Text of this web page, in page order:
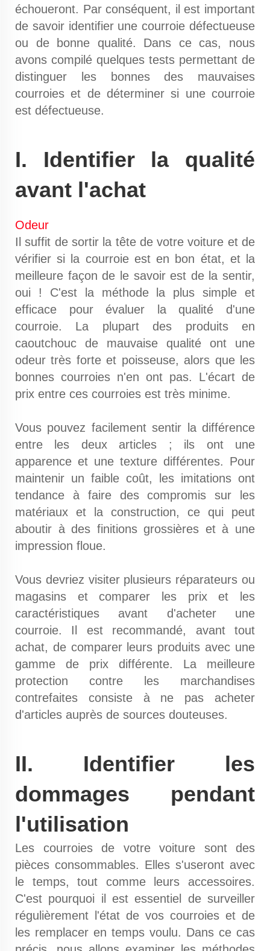
échoueront. Par conséquent, il est important
de savoir identifier une courroie défectueuse
ou de bonne qualité. Dans ce cas, nous
avons compilé quelques tests permettant de
distinguer les bonnes des mauvaises
courroies et de déterminer si une courroie
est défectueuse.
I. Identifier la qualité
avant l'achat
Odeur
Il suffit de sortir la tête de votre voiture et de
vérifier si la courroie est en bon état, et la
meilleure façon de le savoir est de la sentir,
oui ! C'est la méthode la plus simple et
efficace pour évaluer la qualité d'une
courroie. La plupart des produits en
caoutchouc de mauvaise qualité ont une
odeur très forte et poisseuse, alors que les
bonnes courroies n'en ont pas. L'écart de
prix entre ces courroies est très minime.
Vous pouvez facilement sentir la différence
entre les deux articles ; ils ont une
apparence et une texture différentes. Pour
maintenir un faible coût, les imitations ont
tendance à faire des compromis sur les
matériaux et la construction, ce qui peut
aboutir à des finitions grossières et à une
impression floue.
Vous devriez visiter plusieurs réparateurs ou
magasins et comparer les prix et les
caractéristiques avant d'acheter une
courroie. Il est recommandé, avant tout
achat, de comparer leurs produits avec une
gamme de prix différente. La meilleure
protection contre les marchandises
contrefaites consiste à ne pas acheter
d'articles auprès de sources douteuses.
II. Identifier les
dommages pendant
l'utilisation
Les courroies de votre voiture sont des
pièces consommables. Elles s'useront avec
le temps, tout comme leurs accessoires.
C'est pourquoi il est essentiel de surveiller
régulièrement l'état de vos courroies et de
les remplacer en temps voulu. Dans ce cas